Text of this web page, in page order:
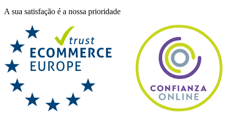
A sua satisfação é a nossa prioridade